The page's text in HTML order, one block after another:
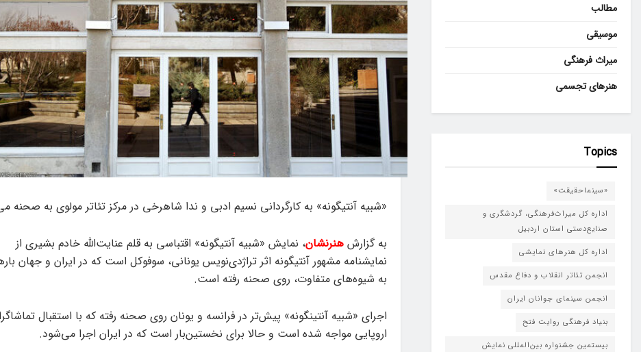
«شبیه آنتیگونه» به کارگردانی نسیم ادبی و ندا شاهرخی در مرکز تئاتر مولوی به صحنه
به گزارش هنرنشان، نمایش «شبیه آنتیگونه» اقتباسی به قلم عنایت‌الله خادم بشیری از
نمایشنامه‌ مشهور آنتیگونه اثر تراژدی‌نویس یونانی، سوفوکل است که در ایران و جهان
به شیوه‌های متفاوت، روی صحنه رفته است.
اجرای «شبیه آنتینگونه» پیش‌تر در فرانسه و یونان روی صحنه رفته که با استقبال
اروپایی مواجه شده است و حالا برای نخستین‌بار است که در ایران اجرا می‌شود.
مطالب
موسیقی
میراث فرهنگی
هنرهای تجسمی
Topics
«سینماحقیقت»
اداره کل میراث‌فرهنگی، گردشگری و
صنایع‌دستی استان اردبیل
اداره کل هنرهای نمایشی
انجمن تئاتر انقلاب و دفاع مقدس
انجمن سینمای جوانان ایران
بنیاد فرهنگی روایت فتح
بیستمین جشنواره بین‌المللی نمایش